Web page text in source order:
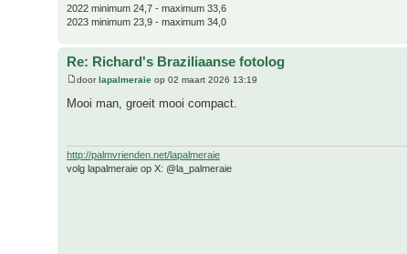
2022 minimum 24,7 - maximum 33,6
2023 minimum 23,9 - maximum 34,0
Re: Richard's Braziliaanse fotolog
doorlapalmeraie op 02 maart 2026 13:19
Mooi man, groeit mooi compact.
http://palmvrienden.net/lapalmeraie
volg lapalmeraie op X: @la_palmeraie